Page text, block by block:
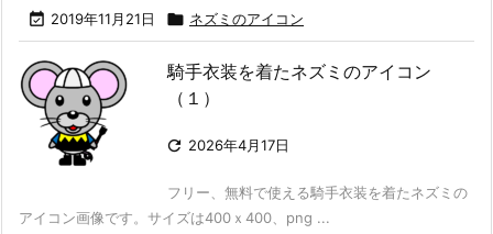
 2019年11月21日  ネズミのアイコン
騎手衣装を着たネズミのアイコン
（１）
 2026年4月17日
フリー、無料で使える騎手衣装を着たネズミの
アイコン画像です。サイズは400ｘ400、png ...